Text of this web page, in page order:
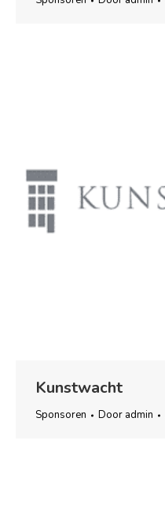
Kunstwacht
Sponsoren Door admin